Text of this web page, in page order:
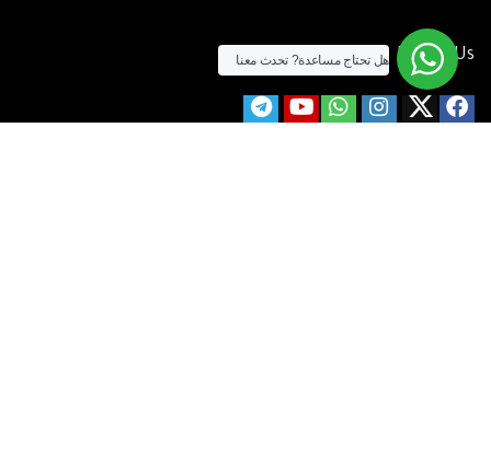
Follow Us هل تحتاج مساعدة? تحدث معنا